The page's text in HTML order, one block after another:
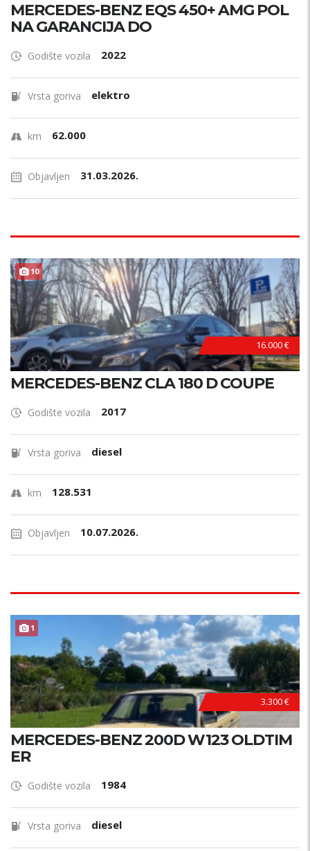
MERCEDES-BENZ EQS 450+ AMG POL
NA GARANCIJA DO
Godište vozila 2022
Vrsta goriva elektro
km 62.000
Objavljen 31.03.2026.
10
16.000 €
MERCEDES-BENZ CLA 180 D COUPE
Godište vozila 2017
Vrsta goriva diesel
km 128.531
Objavljen 10.07.2026.
1
3.300 €
MERCEDES-BENZ 200D W123 OLDTIM
ER
Godište vozila 1984
Vrsta goriva diesel